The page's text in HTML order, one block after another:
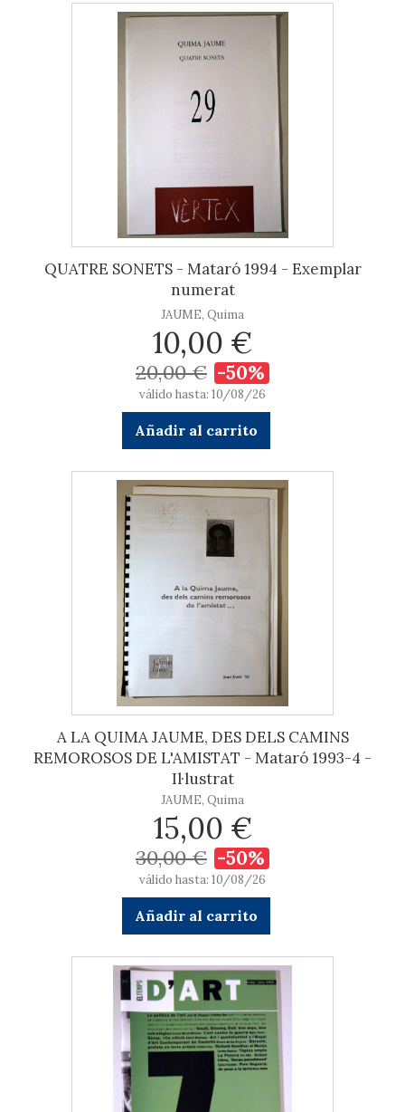
QUATRE SONETS - Mataró 1994 - Exemplar
numerat
JAUME, Quima
10,00 €
20,00 € -50%
válido hasta: 10/08/26
Añadir al carrito
A LA QUIMA JAUME, DES DELS CAMINS
REMOROSOS DE L'AMISTAT - Mataró 1993-4 -
Il·lustrat
JAUME, Quima
15,00 €
30,00 € -50%
válido hasta: 10/08/26
Añadir al carrito